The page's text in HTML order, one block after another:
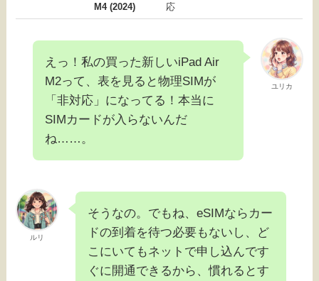
M4 (2024)
応
ユリカ
えっ！私の買った新しいiPad Air
M2って、表を見ると物理SIMが
「非対応」になってる！本当に
SIMカードが入らないんだ
ね……。
ルリ
そうなの。でもね、eSIMならカー
ドの到着を待つ必要もないし、ど
こにいてもネットで申し込んです
ぐに開通できるから、慣れるとす